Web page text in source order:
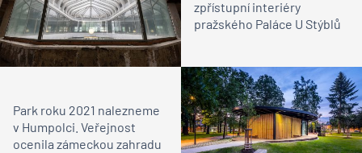
zpřístupní interiéry
pražského Paláce U Stýblů
Park roku 2021 nalezneme
v Humpolci. Veřejnost
ocenila zámeckou zahradu